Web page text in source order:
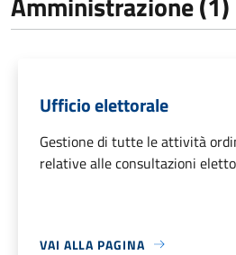
Ufficio elettorale
Gestione di tutte le attività
relative alle consultazioni
VAI ALLA PAGINA